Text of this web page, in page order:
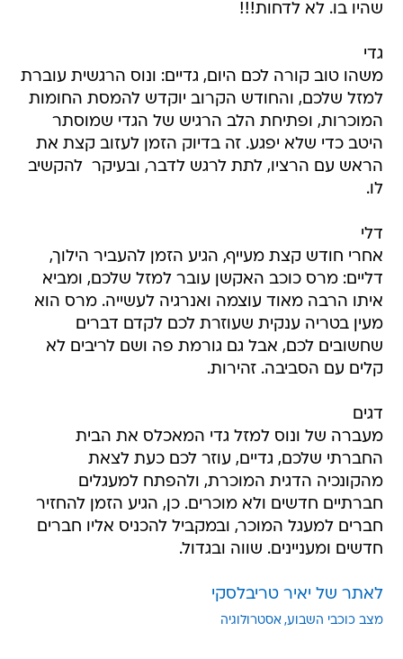
שהיו בו. לא לדחות!!!
גדי
משהו טוב קורה לכם היום, גדיים: ונוס הרגשית עוברת
למזל שלכם, והחודש הקרוב יוקדש להמסת החומות
המוכרות, ופתיחת הלב הרגיש של הגדי שמוסתר
היטב כדי שלא יפגע. זה בדיוק הזמן לעזוב קצת את
הראש עם הרציו, לתת לרגש לדבר, ובעיקר  להקשיב
לו.
דלי
אחרי חודש קצת מעייף, הגיע הזמן להעביר הילוך,
דליים: מרס כוכב האקשן עובר למזל שלכם, ומביא
איתו הרבה מאוד עוצמה ואנרגיה לעשייה. מרס הוא
מעין בטריה ענקית שעוזרת לכם לקדם דברים
שחשובים לכם, אבל גם גורמת פה ושם לריבים לא
קלים עם הסביבה. זהירות.
דגים
מעברה של ונוס למזל גדי המאכלס את הבית
החברתי שלכם, גדיים, עוזר לכם כעת לצאת
מהקונכיה הדגית המוכרת, ולהפתח למעגלים
חברתיים חדשים ולא מוכרים. כן, הגיע הזמן להחזיר
חברים למעגל המוכר, ובמקביל להכניס אליו חברים
חדשים ומעניינים. שווה ובגדול.
לאתר של יאיר טריבלסקי
מצב כוכבי השבוע אסטרולוגיה